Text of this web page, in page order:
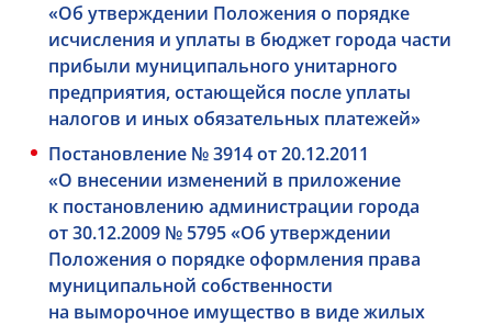
«Об утверждении Положения о порядке
исчисления и уплаты в бюджет города части
прибыли муниципального унитарного
предприятия, остающейся после уплаты
налогов и иных обязательных платежей»
Постановление № 3914 от 20.12.2011
«О внесении изменений в приложение
к постановлению администрации города
от 30.12.2009 № 5795 «Об утверждении
Положения о порядке оформления права
муниципальной собственности
на выморочное имущество в виде жилых